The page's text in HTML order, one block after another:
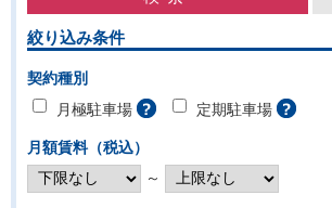
絞り込み条件
契約種別
月極駐車場
定期駐車場
月額賃料（税込）
～